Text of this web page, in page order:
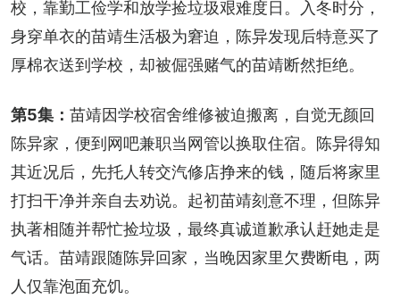
校，靠勤工俭学和放学捡垃圾艰难度日。入冬时分，
身穿单衣的苗靖生活极为窘迫，陈异发现后特意买了
厚棉衣送到学校，却被倔强赌气的苗靖断然拒绝。
第5集： 苗靖因学校宿舍维修被迫搬离，自觉无颜回
陈异家，便到网吧兼职当网管以换取住宿。陈异得知
其近况后，先托人转交汽修店挣来的钱，随后将家里
打扫干净并亲自去劝说。起初苗靖刻意不理，但陈异
执著相随并帮忙捡垃圾，最终真诚道歉承认赶她走是
气话。苗靖跟随陈异回家，当晚因家里欠费断电，两
人仅靠泡面充饥。